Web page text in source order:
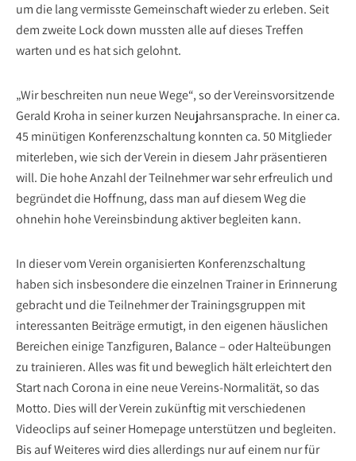
um die lang vermisste Gemeinschaft wieder zu erleben. Seit
dem zweite Lock down mussten alle auf dieses Treffen
warten und es hat sich gelohnt.
„Wir beschreiten nun neue Wege“, so der Vereinsvorsitzende
Gerald Kroha in seiner kurzen Neujahrsansprache. In einer ca.
45 minütigen Konferenzschaltung konnten ca. 50 Mitglieder
miterleben, wie sich der Verein in diesem Jahr präsentieren
will. Die hohe Anzahl der Teilnehmer war sehr erfreulich und
begründet die Hoffnung, dass man auf diesem Weg die
ohnehin hohe Vereinsbindung aktiver begleiten kann.
In dieser vom Verein organisierten Konferenzschaltung
haben sich insbesondere die einzelnen Trainer in Erinnerung
gebracht und die Teilnehmer der Trainingsgruppen mit
interessanten Beiträge ermutigt, in den eigenen häuslichen
Bereichen einige Tanzfiguren, Balance – oder Halteübungen
zu trainieren. Alles was fit und beweglich hält erleichtert den
Start nach Corona in eine neue Vereins-Normalität, so das
Motto. Dies will der Verein zukünftig mit verschiedenen
Videoclips auf seiner Homepage unterstützen und begleiten.
Bis auf Weiteres wird dies allerdings nur auf einem nur für